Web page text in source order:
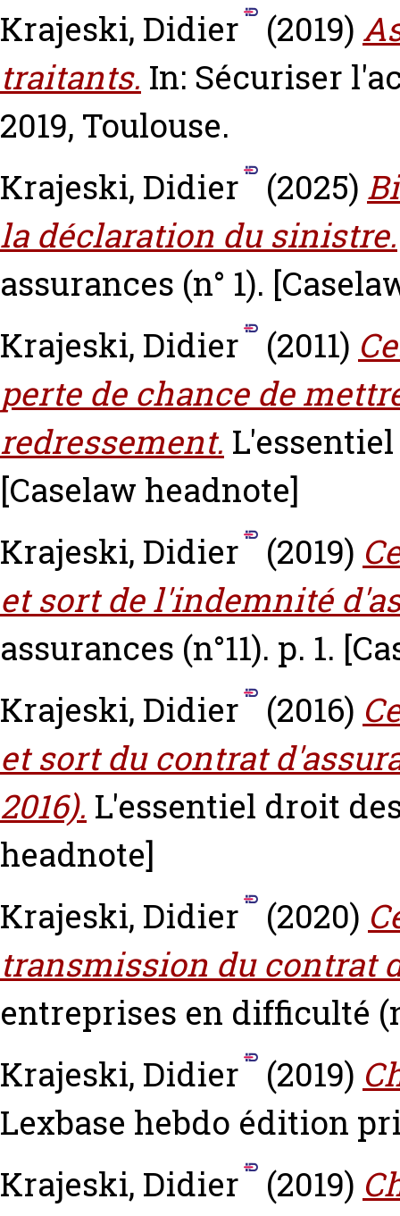
Krajeski, Didier
(2019)
traitants. In: Sécuriser
2019, Toulouse.
Krajeski, Didier
(2025)
la déclaration du sinistre.
assurances (n° 1).
Krajeski, Didier
(2011)
perte de chance de
redressement.
[Caselaw headnote]
Krajeski, Didier
(2019)
et sort de l'indemnité
assurances (n°11). p. 1.
Krajeski, Didier
(2016)
et sort du contrat
2016). L'essentiel droit
headnote]
Krajeski, Didier
(2020)
transmission du contrat
entreprises en difficulté
Krajeski, Didier
(2019)
Lexbase hebdo édition
Krajeski, Didier
(2019)